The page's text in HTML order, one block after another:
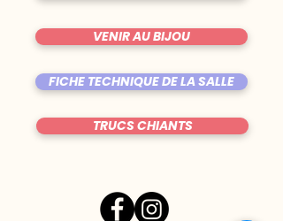
VENIR AU BIJOU
FICHE TECHNIQUE DE LA SALLE
TRUCS CHIANTS